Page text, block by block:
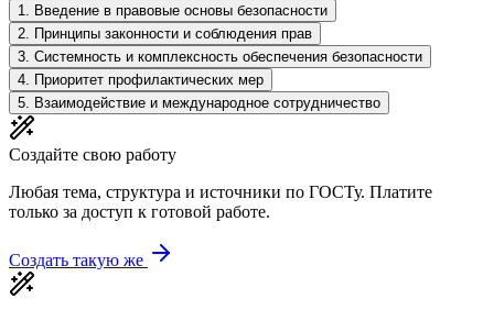
1
Введение в правовые основы безопасности
2
Принципы законности и соблюдения прав
3 Системность и комплексность обеспечения безопасности
4
Приоритет профилактических мер
5
Взаимодействие и международное сотрудничество
Создайте свою работу
Любая тема, структура и источники по ГОСТу. Платите
только за доступ к готовой работе.
Создать такую же